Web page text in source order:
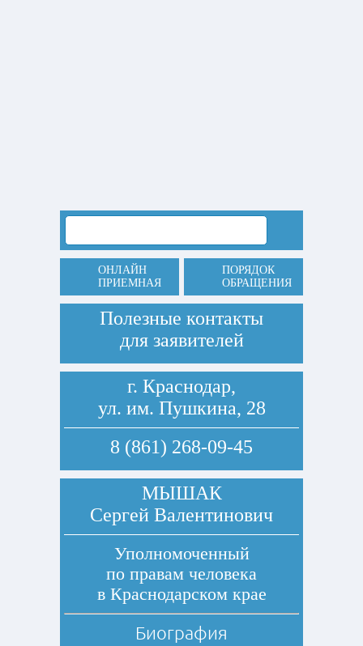
ОНЛАЙН
ПРИЕМНАЯ
ПОРЯДОК
ОБРАЩЕНИЯ
Полезные контакты
для заявителей
г. Краснодар,
ул. им. Пушкина, 28
8 (861) 268-09-45
МЫШАК
Сергей Валентинович
Уполномоченный
по правам человека
в Краснодарском крае
Биография